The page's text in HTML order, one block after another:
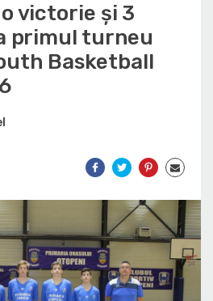
victorie și 3
primul turneu
Basketball